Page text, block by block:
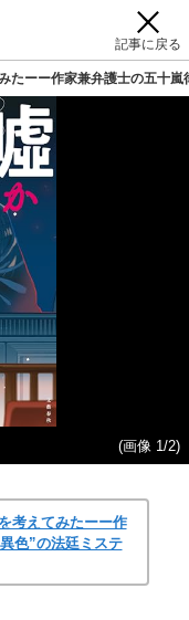
記事に戻る
たーー作家兼弁護士の五十
(画像 1/2)
考えてみたーー作
色”の法廷ミステ